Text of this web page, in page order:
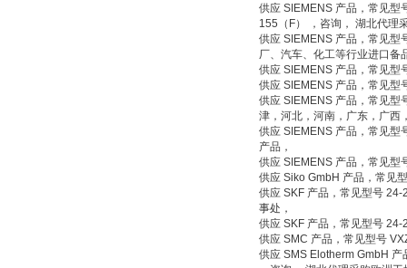
供应 SIEMENS 产品，常见
155（F） ，咨询， 湖北代理
供应 SIEMENS 产品，常见
厂、汽车、化工等行业进口备
供应 SIEMENS 产品，常见
供应 SIEMENS 产品，常见型
供应 SIEMENS 产品，常见型
津，河北，河南，广东，广西
供应 SIEMENS 产品，常见型
产品，
供应 SIEMENS 产品，常见型
供应 Siko GmbH 产品，常见
供应 SKF 产品，常见型号
事处，
供应 SKF 产品，常见型号
供应 SMC 产品，常见型号
供应 SMS Elotherm GmbH